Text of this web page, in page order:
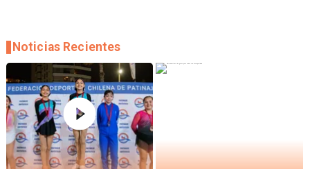
Noticias Recientes